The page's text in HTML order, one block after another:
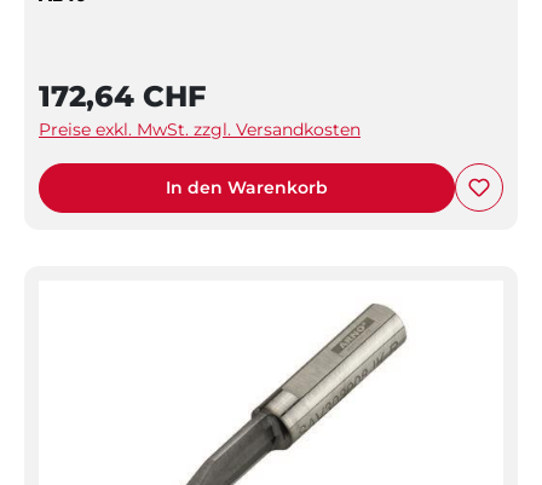
172,64 CHF
Preise exkl. MwSt. zzgl. Versandkosten
In den Warenkorb